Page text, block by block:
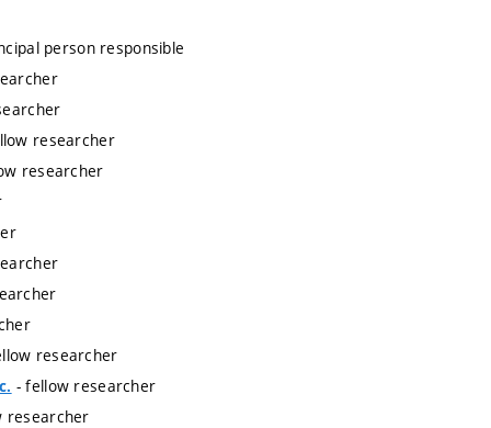
person responsible
researcher
researcher
researcher
- fellow researcher
researcher